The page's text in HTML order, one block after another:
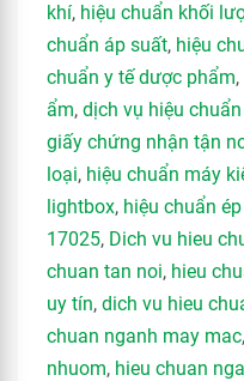
khí, hiệu chuẩn khối
chuẩn áp suất, hiệu
chuẩn y tế dược phẩm,
ẩm, dịch vụ hiệu
giấy chứng nhận tận
loại, hiệu chuẩn máy
lightbox, hiệu chuẩn
17025, Dich vu hieu
chuan tan noi, hieu
uy tín, dich vu hieu
chuan nganh may mac,
nhuom, hieu chuan